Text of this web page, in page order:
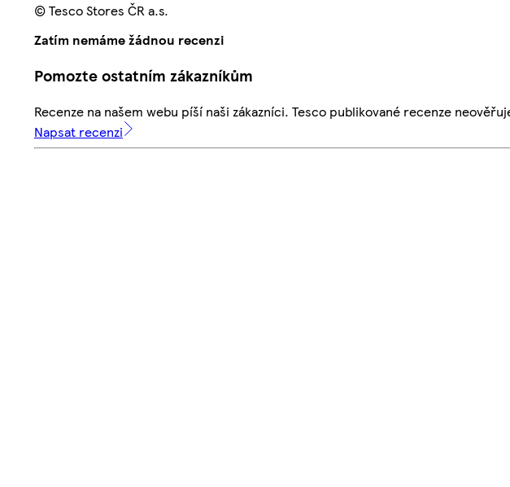
© Tesco Stores ČR a.s.
Zatím nemáme žádnou recenzi
Pomozte ostatním zákazníkům
Recenze na našem webu píší naši zákazníci. Tesco publikované recenze
Napsat recenzi